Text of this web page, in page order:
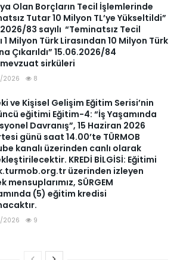
Olan Borçların Tecil İşlemlerinde
Tutar 10 Milyon TL’ye Yükseltildi”
83 sayılı “Teminatsız Tecil
1 Milyon Türk Lirasından 10 Milyon Türk
Çıkarıldı” 15.06.2026/84
mevzuat sirküleri
2026 8
ve Kişisel Gelişim Eğitim Serisi’nin
eğitimi Eğitim-4: “İş Yaşamında
Davranış”, 15 Haziran 2026
günü saat 14.00’te TÜRMOB
kanalı üzerinden canlı olarak
KREDİ BİLGİSİ: Eğitimi
üzerinden izleyen
mensuplarımız, SÜRGEM
(5) eğitim kredisi
2026 9